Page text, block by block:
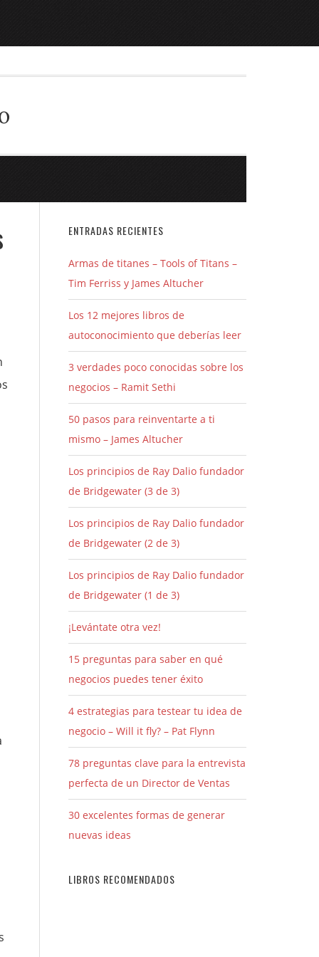
ENTRADAS RECIENTES
Armas de titanes – Tools of Titans –
Tim Ferriss y James Altucher
Los 12 mejores libros de
autoconocimiento que deberías leer
3 verdades poco conocidas sobre los
negocios – Ramit Sethi
50 pasos para reinventarte a ti
mismo – James Altucher
Los principios de Ray Dalio fundador
de Bridgewater (3 de 3)
Los principios de Ray Dalio fundador
de Bridgewater (2 de 3)
Los principios de Ray Dalio fundador
de Bridgewater (1 de 3)
¡Levántate otra vez!
15 preguntas para saber en qué
negocios puedes tener éxito
4 estrategias para testear tu idea de
negocio – Will it fly? – Pat Flynn
78 preguntas clave para la entrevista
perfecta de un Director de Ventas
30 excelentes formas de generar
nuevas ideas
LIBROS RECOMENDADOS